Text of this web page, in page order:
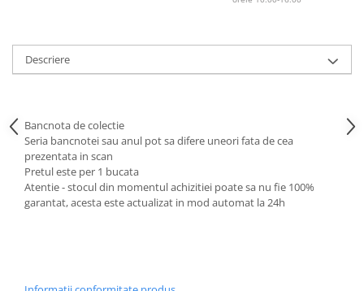
Descriere
Bancnota de colectie
Seria bancnotei sau anul pot sa difere uneori fata de cea
prezentata in scan
Pretul este per 1 bucata
Atentie - stocul din momentul achizitiei poate sa nu fie 100%
garantat, acesta este actualizat in mod automat la 24h